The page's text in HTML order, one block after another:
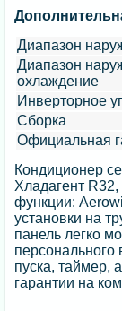
Диапазон
Диапазон
охлаждение
Инверторное
Сборка
Официальная
Кондиционер
Хладагент
функции:
установки на
панель легко
персонального
пуска, таймер,
гарантии на